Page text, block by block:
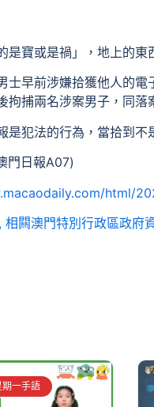
是寶或是禍」，地上的
士早前涉嫌拾獲他人的
拘捕兩名涉案男子，同落
是犯法的行為，當拾到不
門日報A07)
html/
, 相闗澳門特別行政區政府
一手語